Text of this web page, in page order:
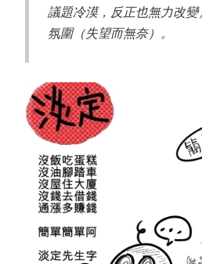
議題冷漠，反正也無力改
氛圍（失望而無奈）。